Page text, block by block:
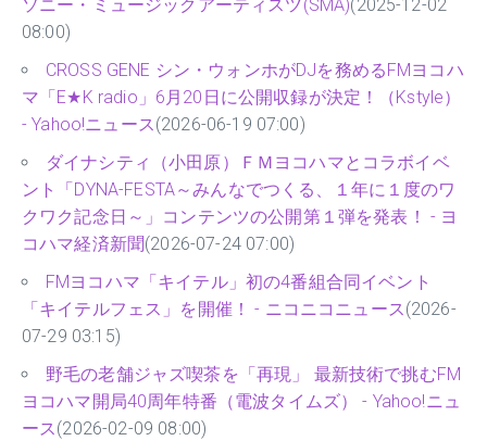
ソニー・ミュージックアーティスツ(SMA)(2025-12-02
08:00)
CROSS GENE シン・ウォンホがDJを務めるFMヨコハ
マ「E★K radio」6月20日に公開収録が決定！（Kstyle）
- Yahoo!ニュース(2026-06-19 07:00)
ダイナシティ（小田原）ＦＭヨコハマとコラボイベ
ント「DYNA-FESTA～みんなでつくる、１年に１度のワ
クワク記念日～」コンテンツの公開第１弾を発表！ - ヨ
コハマ経済新聞(2026-07-24 07:00)
FMヨコハマ「キイテル」初の4番組合同イベント
「キイテルフェス」を開催！ - ニコニコニュース(2026-
07-29 03:15)
野毛の老舗ジャズ喫茶を「再現」 最新技術で挑むFM
ヨコハマ開局40周年特番（電波タイムズ） - Yahoo!ニュ
ース(2026-02-09 08:00)